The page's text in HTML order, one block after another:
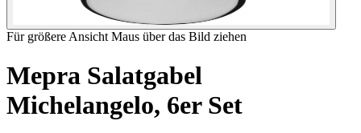
Für größere Ansicht Maus über das Bild ziehen
Mepra Salatgabel
Michelangelo, 6er Set